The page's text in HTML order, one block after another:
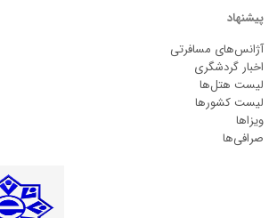
پیشنهاد
آژانس‌های مسافرتی
اخبار گردشگری
لیست هتل‌ها
لیست کشورها
ویزاها
صرافی‌ها